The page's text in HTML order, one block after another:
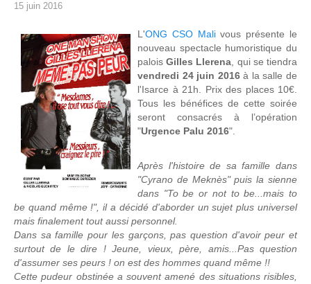
15 juin 2016
L'ONG CSO Malivous présente le
nouveau spectacle humoristique du
paloisGilles Llerena , qui se tiendra
vendredi 24 juin 2016à la salle de
l'Isarce à 21h. Prix des places 10€.
Tous les bénéfices de cette soirée
seront consacrés à l’opération
"Urgence Palu 2016".
Après l'histoire de sa famille dans
"Cyrano de Meknès" puis la sienne
dans "To be or not to be...mais to
be quand même !", il a décidé d'aborder un sujet plus universel
mais finalement tout aussi personnel.
Dans sa famille pour les garçons, pas question d'avoir peur et
surtout de le dire ! Jeune, vieux, père, amis...Pas question
d'assumer ses peurs ! on est des hommes quand même !!
Cette pudeur obstinée a souvent amené des situations risibles,